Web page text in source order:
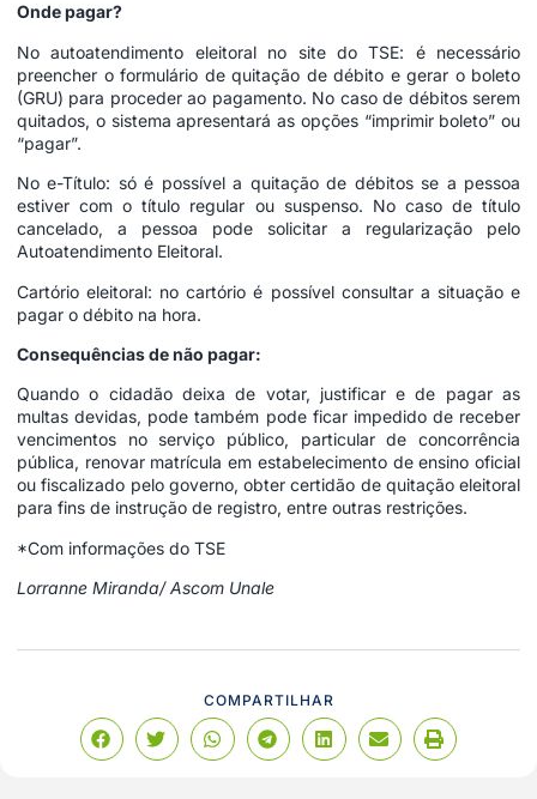
Onde pagar?
No autoatendimento eleitoral no site do TSE: é necessário
preencher o formulário de quitação de débito e gerar o boleto
(GRU) para proceder ao pagamento. No caso de débitos serem
quitados, o sistema apresentará as opções “imprimir boleto” ou
“pagar”.
No e-Título: só é possível a quitação de débitos se a pessoa
estiver com o título regular ou suspenso. No caso de título
cancelado, a pessoa pode solicitar a regularização pelo
Autoatendimento Eleitoral.
Cartório eleitoral: no cartório é possível consultar a situação e
pagar o débito na hora.
Consequências de não pagar:
Quando o cidadão deixa de votar, justificar e de pagar as
multas devidas, pode também pode ficar impedido de receber
vencimentos no serviço público, particular de concorrência
pública, renovar matrícula em estabelecimento de ensino oficial
ou fiscalizado pelo governo, obter certidão de quitação eleitoral
para fins de instrução de registro, entre outras restrições.
*Com informações do TSE
Lorranne Miranda/ Ascom Unale
COMPARTILHAR